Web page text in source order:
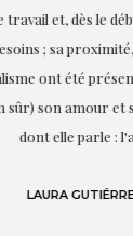
travail et, dès le
; sa
ont été
sûr) son amour et
dont elle parle :
LAURA